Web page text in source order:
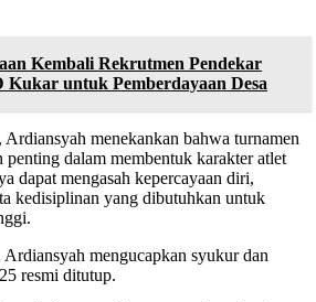
Kembali Rekrutmen Pendekar
Kukar untuk Pemberdayaan Desa
Ardiansyah menekankan bahwa turnamen
dalam membentuk karakter atlet
dapat mengasah kepercayaan diri,
kedisiplinan yang dibutuhkan untuk
Ardiansyah mengucapkan syukur dan
resmi ditutup.